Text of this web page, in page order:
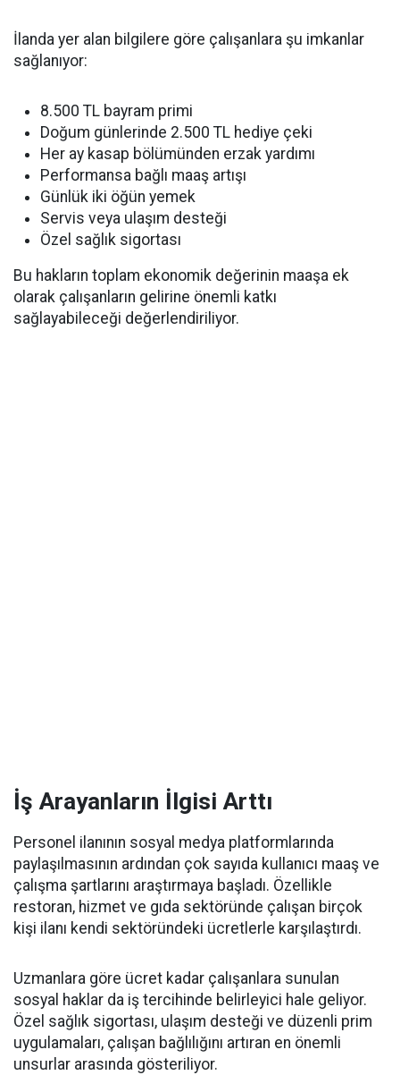
İlanda yer alan bilgilere göre çalışanlara şu imkanlar
sağlanıyor:
8.500 TL bayram primi
Doğum günlerinde 2.500 TL hediye çeki
Her ay kasap bölümünden erzak yardımı
Performansa bağlı maaş artışı
Günlük iki öğün yemek
Servis veya ulaşım desteği
Özel sağlık sigortası
Bu hakların toplam ekonomik değerinin maaşa ek
olarak çalışanların gelirine önemli katkı
sağlayabileceği değerlendiriliyor.
İş Arayanların İlgisi Arttı
Personel ilanının sosyal medya platformlarında
paylaşılmasının ardından çok sayıda kullanıcı maaş ve
çalışma şartlarını araştırmaya başladı. Özellikle
restoran, hizmet ve gıda sektöründe çalışan birçok
kişi ilanı kendi sektöründeki ücretlerle karşılaştırdı.
Uzmanlara göre ücret kadar çalışanlara sunulan
sosyal haklar da iş tercihinde belirleyici hale geliyor.
Özel sağlık sigortası, ulaşım desteği ve düzenli prim
uygulamaları, çalışan bağlılığını artıran en önemli
unsurlar arasında gösteriliyor.